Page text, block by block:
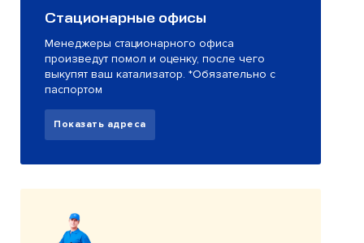
Стационарные офисы
Менеджеры стационарного офиса
произведут помол и оценку, после чего
выкупят ваш катализатор. *Обязательно с
паспортом
Показать адреса